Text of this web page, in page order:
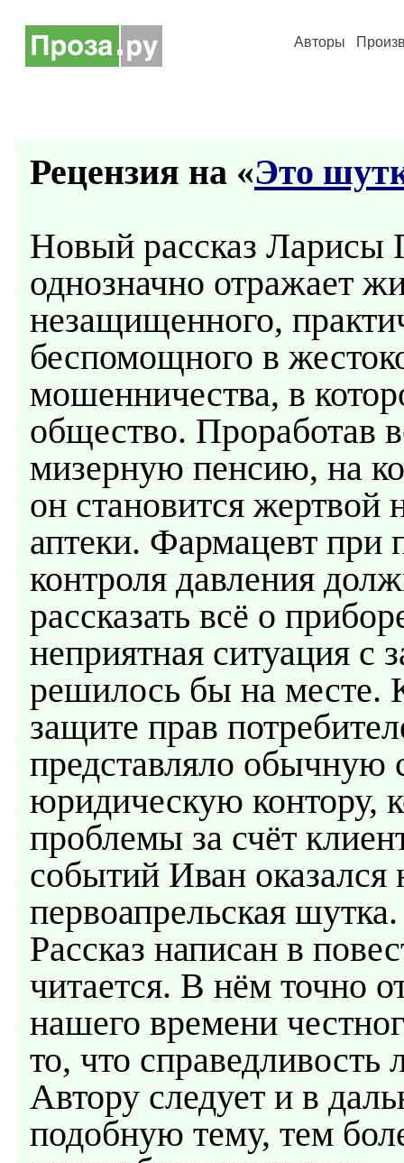
Авторы
Рецензия на «Это
Новый рассказ Ларисы
однозначно отражает
незащищенного,
беспомощного в
мошенничества, в
общество. Проработав
мизерную пенсию, на
он становится жертвой
аптеки. Фармацевт при
контроля давления
рассказать всё о
неприятная ситуация с
решилось бы на
защите прав
представляло обычную
юридическую контору,
проблемы за счёт
событий Иван оказался
первоапрельская шутка.
Рассказ написан в
читается. В нём точно
нашего времени
то, что справедливость
Автору следует и в
подобную тему, тем